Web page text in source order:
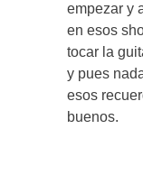
empezar y
en esos
tocar la
y pues
esos
buenos.